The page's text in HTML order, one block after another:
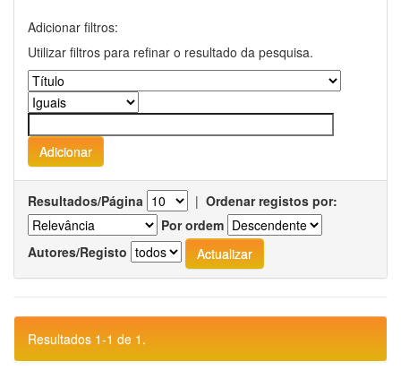
Adicionar filtros:
Utilizar filtros para refinar o resultado da pesquisa.
Resultados/Página | Ordenar registos por:
Por ordem
Autores/Registo
Resultados 1-1 de 1.